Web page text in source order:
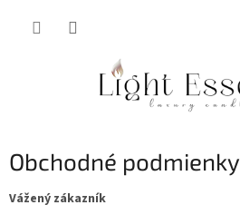
Obchodné podmienky
Vážený zákazník